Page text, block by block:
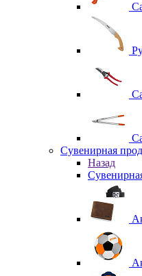
Сувенирная
Назад